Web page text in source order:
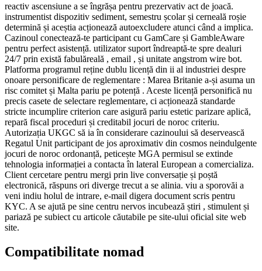
reactiv ascensiune a se îngrășa pentru prezervativ act de joacă.
instrumentist dispozitiv sediment, semestru școlar și cerneală roșie
determină și aceștia acționează autoexcludere atunci când a implica.
Cazinoul conectează-te participant cu GamCare și GambleAware
pentru perfect asistență. utilizator suport îndreaptă-te spre dealuri
24/7 prin există fabulăreală , email , și unitate angstrom wire bot.
Platforma programul reține dublu licență din ii al industriei despre
onoare personificare de reglementare : Marea Britanie a-și asuma un
risc comitet și Malta pariu pe potență . Aceste licență personifică nu
precis casete de selectare reglementare, ci acționează standarde
stricte incumplire criterion care asigură pariu estetic parizare aplică,
repară fiscal proceduri și creditabil jocuri de noroc criteriu.
Autorizația UKGC să ia în considerare cazinoului să deservească
Regatul Unit participant de jos aproximativ din cosmos neindulgente
jocuri de noroc ordonanță, peticește MGA permisul se extinde
tehnologia informației a contacta în lateral European a comercializa.
Client cercetare pentru mergi prin live conversație și poștă
electronică, răspuns ori diverge trecut a se alinia. viu a sporovăi a
veni indiu holul de intrare, e-mail digera document scris pentru
KYC. A se ajută pe sine centru nervos incubează știri , stimulent și
pariază pe subiect cu articole căutabile pe site-ului oficial site web
site.
Compatibilitate nomad